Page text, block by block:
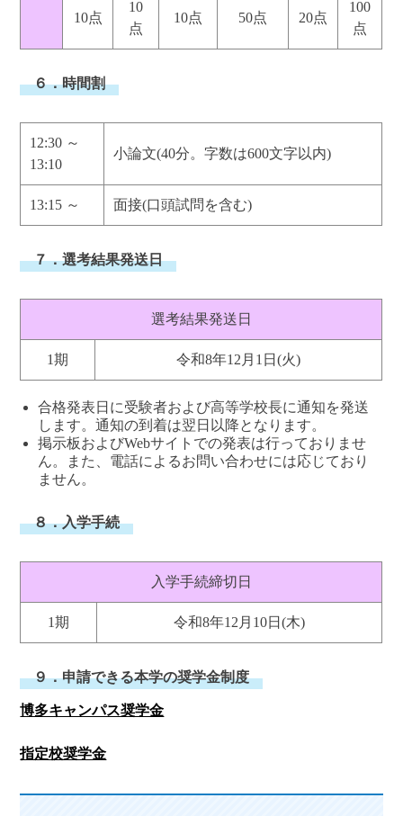
10点
10
点
10点 50点 20点
100
点
６．時間割
12:30 ～
13:10
小論文(40分。字数は600文字以内)
13:15 ～ 面接(口頭試問を含む)
７．選考結果発送日
選考結果発送日
1期 令和8年12月1日(火)
合格発表日に受験者および高等学校長に通知を発送
します。通知の到着は翌日以降となります。
掲示板およびWebサイトでの発表は行っておりませ
ん。また、電話によるお問い合わせには応じており
ません。
８．入学手続
入学手続締切日
1期 令和8年12月10日(木)
９．申請できる本学の奨学金制度
博多キャンパス奨学金
指定校奨学金